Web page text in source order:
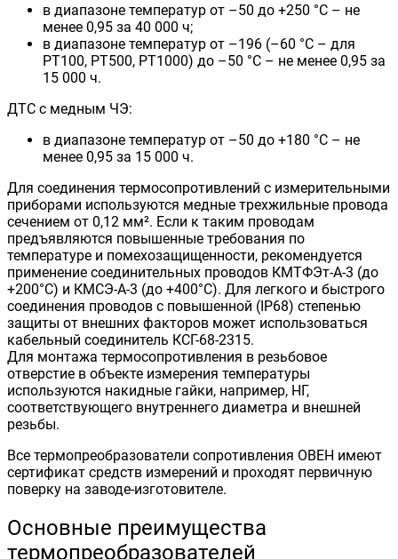
в диапазоне температур от –50 до +250 °С – не
менее 0,95 за 40 000 ч;
в диапазоне температур от –196 (–60 °С – для
РТ100, РТ500, РТ1000) до –50 °С – не менее 0,95 за
15 000 ч.
ДТС с медным ЧЭ:
в диапазоне температур от –50 до +180 °С – не
менее 0,95 за 15 000 ч.
Для соединения термосопротивлений с измерительными
приборами используются медные трехжильные провода
сечением от 0,12 мм². Если к таким проводам
предъявляются повышенные требования по
температуре и помехозащищенности, рекомендуется
применение соединительных проводов КМТФЭт-А-3 (до
+200°С) и КМСЭ-А-3 (до +400°С). Для легкого и быстрого
соединения проводов с повышенной (IP68) степенью
защиты от внешних факторов может использоваться
кабельный соединитель КСГ-68-2315.
Для монтажа термосопротивления в резьбовое
отверстие в объекте измерения температуры
используются накидные гайки, например, НГ,
соответствующего внутреннего диаметра и внешней
резьбы.
Все термопреобразователи сопротивления ОВЕН имеют
сертификат средств измерений и проходят первичную
поверку на заводе-изготовителе.
Основные преимущества
термопреобразователей